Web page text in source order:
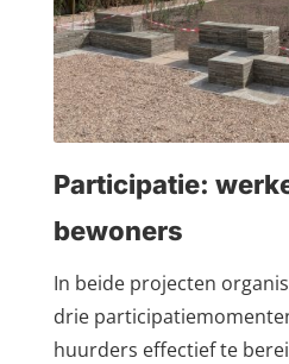
Participatie:
bewoners
In beide projecten
drie
huurders effectief te